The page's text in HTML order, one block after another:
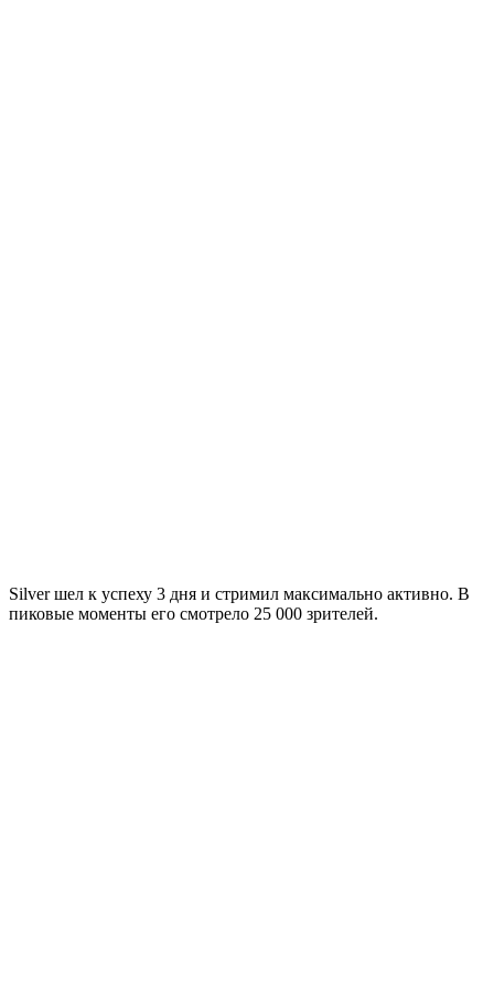
Silver шел к успеху 3 дня и стримил максимально активно. В
пиковые моменты его смотрело 25 000 зрителей.